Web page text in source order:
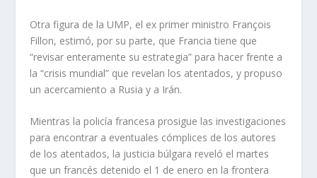
Otra figura de la UMP, el ex primer ministro François
Fillon, estimó, por su parte, que Francia tiene que
“revisar enteramente su estrategia” para hacer frente a
la “crisis mundial” que revelan los atentados, y propuso
un acercamiento a Rusia y a Irán.
Mientras la policía francesa prosigue las investigaciones
para encontrar a eventuales cómplices de los autores
de los atentados, la justicia búlgara reveló el martes
que un francés detenido el 1 de enero en la frontera